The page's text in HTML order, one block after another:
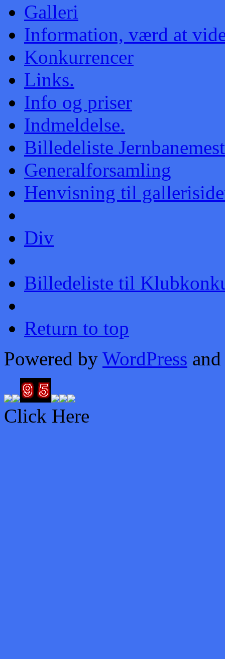
Galleri
Information, værd at
Konkurrencer
Links.
Info og priser
Indmeldelse.
Billedeliste
Generalforsamling
Henvisning til
Div
Billedeliste til
Return to top
Powered by WordPress
Click Here